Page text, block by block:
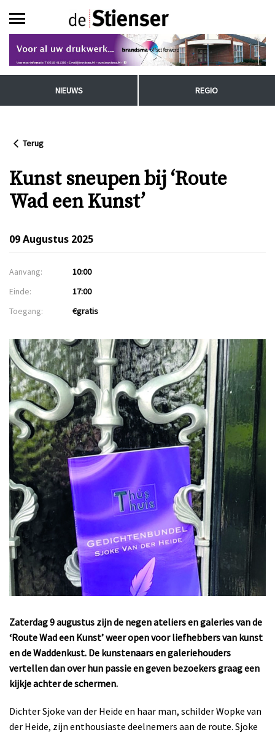
NIEUWS REGIO
Terug
Kunst sneupen bij ‘Route
Wad een Kunst’
09 Augustus 2025
Aanvang:
10:00
Einde:
17:00
Toegang:
€gratis
Zaterdag 9 augustus zijn de negen ateliers en galeries van de
‘Route Wad een Kunst’ weer open voor liefhebbers van kunst
en de Waddenkust. De kunstenaars en galeriehouders
vertellen dan over hun passie en geven bezoekers graag een
kijkje achter de schermen.
Dichter Sjoke van der Heide en haar man, schilder Wopke van
der Heide, zijn enthousiaste deelnemers aan de route. Sjoke